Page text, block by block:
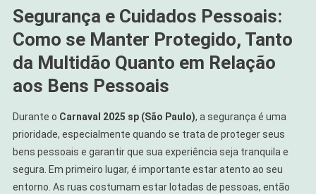
Segurança e Cuidados Pessoais:
Como se Manter Protegido, Tanto
da Multidão Quanto em Relação
aos Bens Pessoais
Durante o Carnaval 2025 sp (São Paulo), a segurança é uma
prioridade, especialmente quando se trata de proteger seus
bens pessoais e garantir que sua experiência seja tranquila e
segura. Em primeiro lugar, é importante estar atento ao seu
entorno. As ruas costumam estar lotadas de pessoas, então